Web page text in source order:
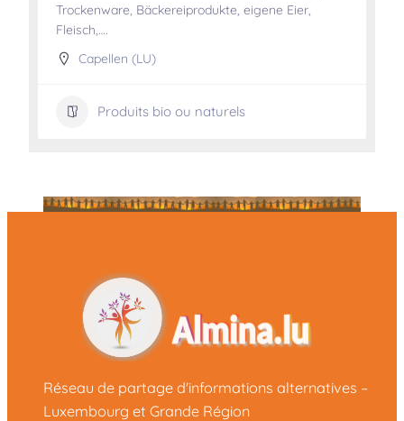
Trockenware, Bäckereiprodukte, eigene Eier,
Fleisch,….
Capellen (LU)
Produits bio ou naturels
Réseau de partage d'informations alternatives –
Luxembourg et Grande Région